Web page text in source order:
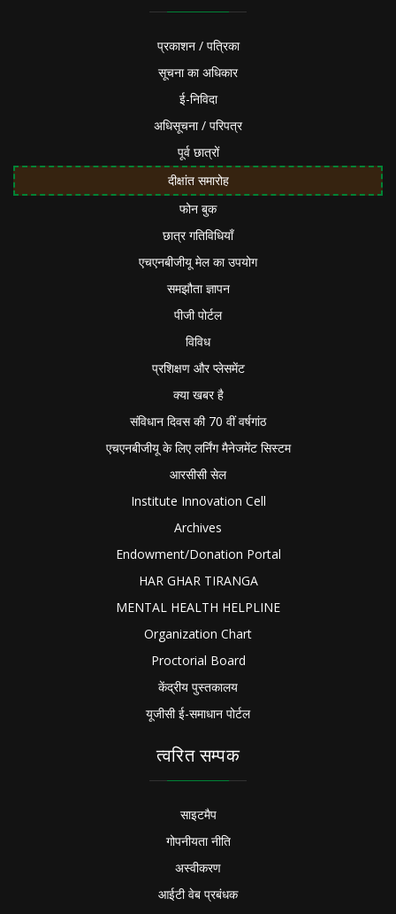
प्रकाशन / पत्रिका
सूचना का अधिकार
ई-निविदा
अधिसूचना / परिपत्र
पूर्व छात्रों
दीक्षांत समारोह
फोन बुक
छात्र गतिविधियाँ
एचएनबीजीयू मेल का उपयोग
समझौता ज्ञापन
पीजी पोर्टल
विविध
प्रशिक्षण और प्लेसमेंट
क्या खबर है
संविधान दिवस की 70 वीं वर्षगांठ
एचएनबीजीयू के लिए लर्निंग मैनेजमेंट सिस्टम
आरसीसी सेल
Institute Innovation Cell
Archives
Endowment/Donation Portal
HAR GHAR TIRANGA
MENTAL HEALTH HELPLINE
Organization Chart
Proctorial Board
केंद्रीय पुस्तकालय
यूजीसी ई-समाधान पोर्टल
त्वरित सम्पक
साइटमैप
गोपनीयता नीति
अस्वीकरण
आईटी वेब प्रबंधक